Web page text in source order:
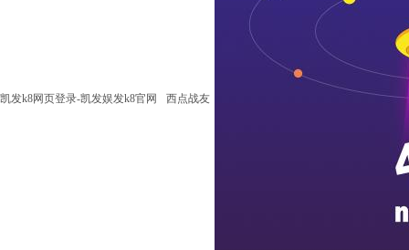
凯发k8网页登录-凯发娱发k8官网 西点战友